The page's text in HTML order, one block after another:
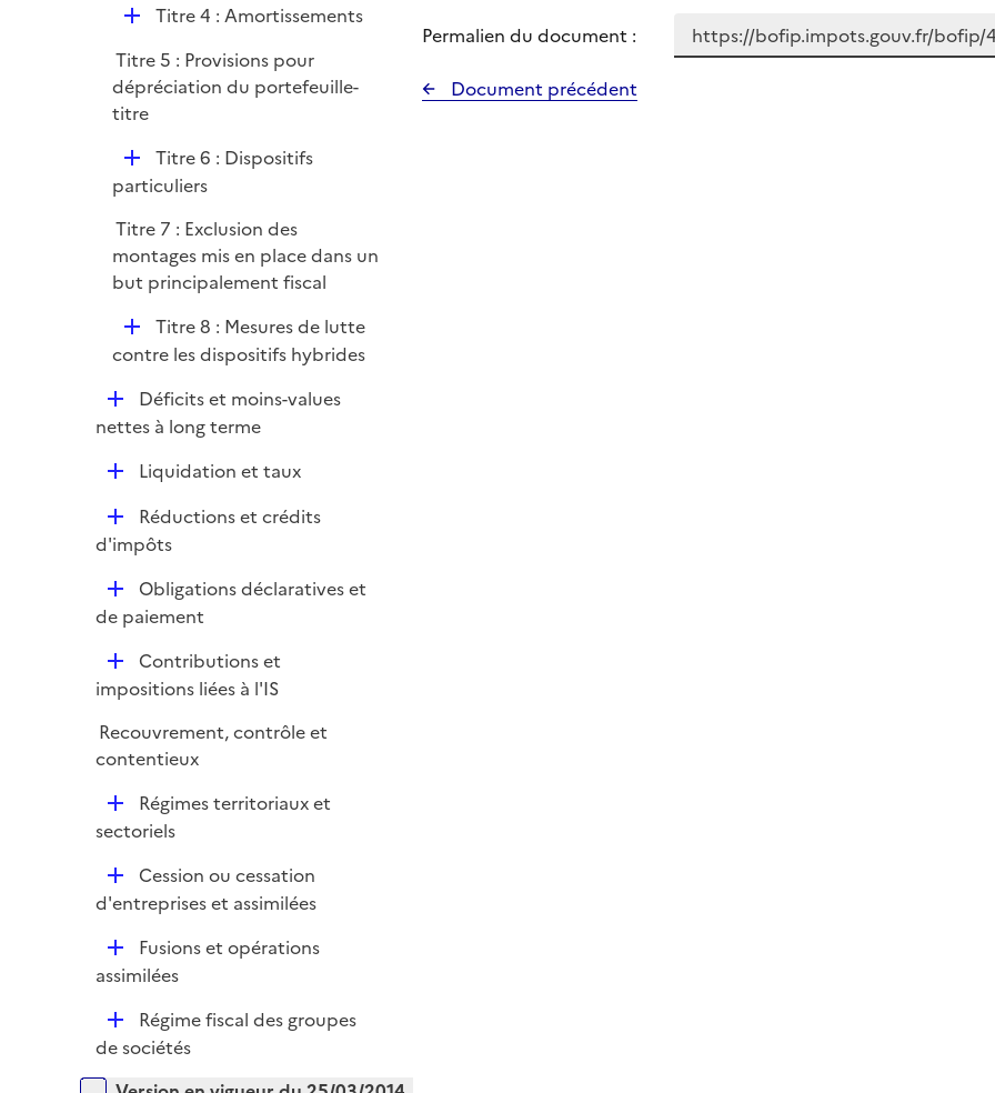
r
e
r
D
p
l
i
r
Titre 4 : Amortissements
Titre 5 : Provisions pour
dépréciation du portefeuille-
titre
D
é
l
i
e
Titre 6 : Dispositifs
particuliers
Titre 7 : Exclusion des
montages mis en place dans un
but principalement fiscal
D
é
l
i
e
r
Titre 8 : Mesures de lutte
contre les dispositifs hybrides
D
é
r
Déficits et moins-values
nettes à long terme
D
l
r
Liquidation et taux
D
é
i
Réductions et crédits
d'impôts
D
é
i
r
Obligations déclaratives et
de paiement
D
é
l
i
Contributions et
impositions liées à l'IS
Recouvrement, contrôle et
contentieux
D
é
i
Régimes territoriaux et
sectoriels
D
é
i
Cession ou cessation
d'entreprises et assimilées
D
é
i
e
Fusions et opérations
assimilées
D
é
Régime fiscal des groupes
de sociétés
Permalien du document :
Document précédent